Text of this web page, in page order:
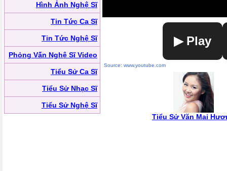
Hình Ảnh Nghệ Sĩ
Tin Tức Ca Sĩ
Tin Tức Nghệ Sĩ
Phỏng Vấn Nghệ Sĩ Video
Tiểu Sử Ca Sĩ
Tiểu Sử Nhạc Sĩ
Tiểu Sử Nghệ Sĩ
▶ Play
Source: www.youtube.com
Tiểu Sử Văn Mai